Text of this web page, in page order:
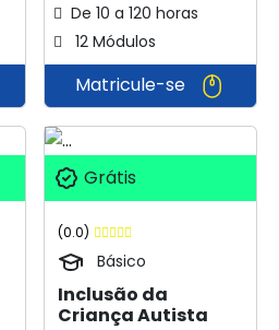
De 10 a 120 horas
12 Módulos
Matricule-se
Grátis
(0.0)
Básico
Inclusão da
Criança Autista